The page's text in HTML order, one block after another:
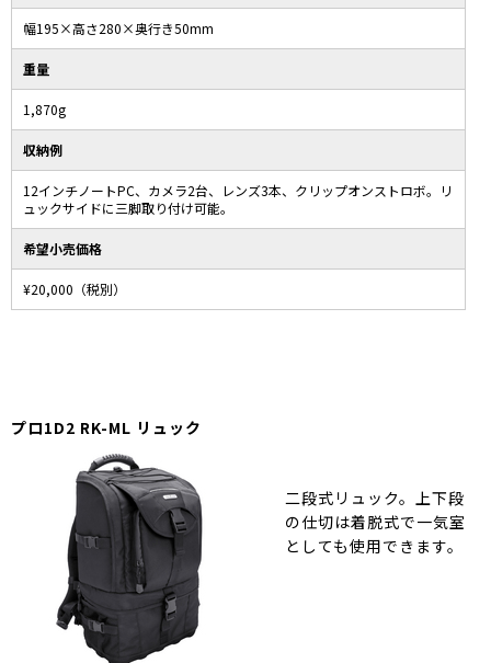
幅195×高さ280×奥行き50mm
重量
1,870g
収納例
12インチノートPC、カメラ2台、レンズ3本、クリップオンストロボ。リ
ュックサイドに三脚取り付け可能。
希望小売価格
¥20,000（税別）
プロ1D2 RK-ML リュック
二段式リュック。上下段
の仕切は着脱式で一気室
としても使用できます。